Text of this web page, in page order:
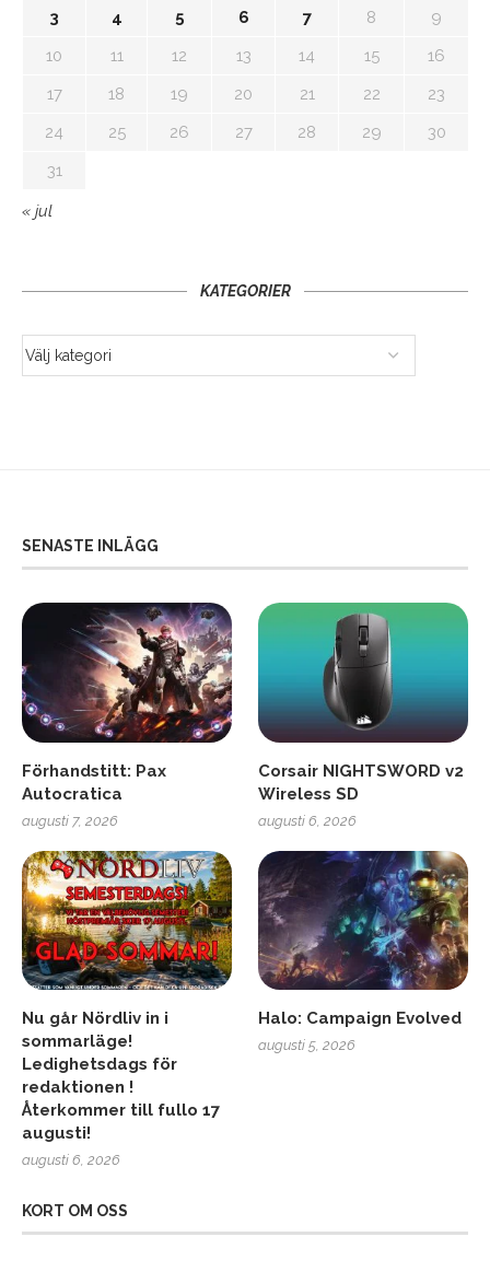
3
4 5 6 7 8
9
10
11 12 13 14 15
16
17
18 19 20 21 22
23
24
25 26 27 28 29
30
31
« jul
KATEGORIER
SENASTE INLÄGG
Förhandstitt: Pax
Autocratica
augusti 7, 2026
Corsair NIGHTSWORD v2
Wireless SD
augusti 6, 2026
Nu går Nördliv in i
sommarläge!
Ledighetsdags för
redaktionen !
Återkommer till fullo 17
augusti!
augusti 6, 2026
Halo: Campaign Evolved
augusti 5, 2026
KORT OM OSS